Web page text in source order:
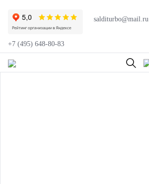
salditurbo@mail.ru
+7 (495) 648-80-83